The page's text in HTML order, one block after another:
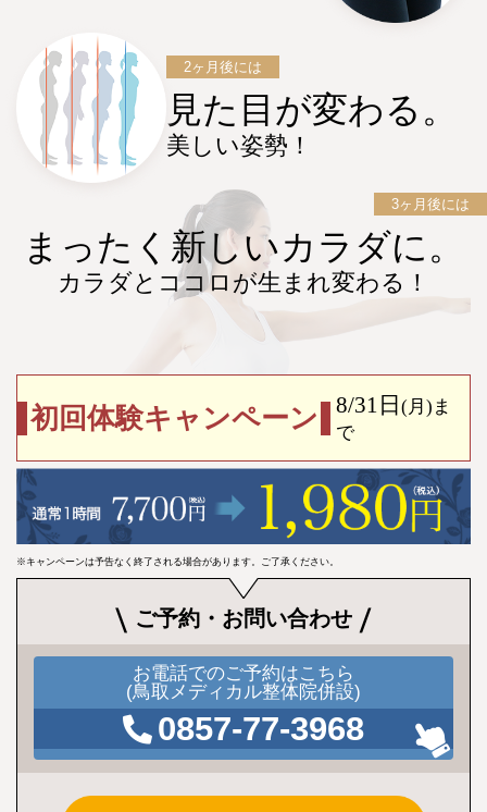
2ヶ月後には
見た目が変わる。
美しい姿勢！
3ヶ月後には
まったく新しいカラダに。
カラダとココロが生まれ変わる！
初回体験キャンペーン 8/31日(月) ま
で
※キャンペーンは予告なく終了される場合があります。ご了承ください。
ご予約・お問い合わせ
お電話でのご予約はこちら
(鳥取メディカル整体院併設)
0857-77-3968